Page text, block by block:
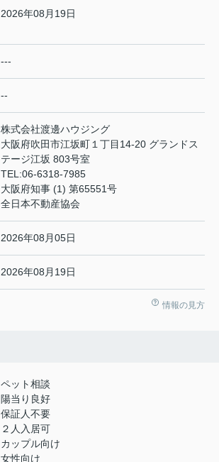
2026年08月19日
---
--
株式会社渡邊ハウジング
大阪府吹田市江坂町１丁目14‐20 グランドス
テージ江坂 803号室
TEL:06-6318-7985
大阪府知事 (1) 第65551号
全日本不動産協会
2026年08月05日
2026年08月19日
情報の見方
ペット相談
陽当り良好
保証人不要
２人入居可
カップル向け
女性向け